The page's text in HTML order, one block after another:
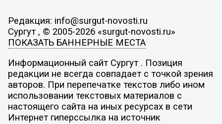
Редакция: info@surgut-novosti.ru
Сургут , © 2005-2026 «surgut-novosti.ru»
ПОКАЗАТЬ БАННЕРНЫЕ МЕСТА
Информационный сайт Сургут . Позиция
редакции не всегда совпадает с точкой зрения
авторов. При перепечатке текстов либо ином
использовании текстовых материалов с
настоящего сайта на иных ресурсах в сети
Интернет гиперссылка на источник